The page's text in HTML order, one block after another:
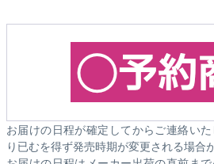
お届けの日程が確定してからご連絡い
り已むを得ず発売時期が変更される場合